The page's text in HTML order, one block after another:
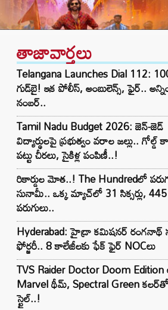
తాజావార్తలు
Telangana Launches Dial 112:
గుడ్‌బై! ఇక పోలీస్, అంబులెన్స్, ఫైర్..
నంబర్..
Tamil Nadu Budget 2026: జెన్-జెడ్
విద్యార్థులపై ప్రభుత్వం వరాల జల్లు..
పట్టు చీరలు, సైకిళ్ల పంపిణీ..!
రికార్డుల మోత..! The Hundredలో
సునామీ.. ఒక్క మ్యాచ్‌లో 31 సిక్సర్లు, 445
పరుగులు..
Hyderabad: హైడ్రా కమిషనర్ రంగనాథ్
ఫోర్జరీ.. 8 కాలేజీలకు ఫేక్ ఫైర్ NOCలు
TVS Raider Doctor Doom
Marvel థీమ్, Spectral Green
స్టైల్..!